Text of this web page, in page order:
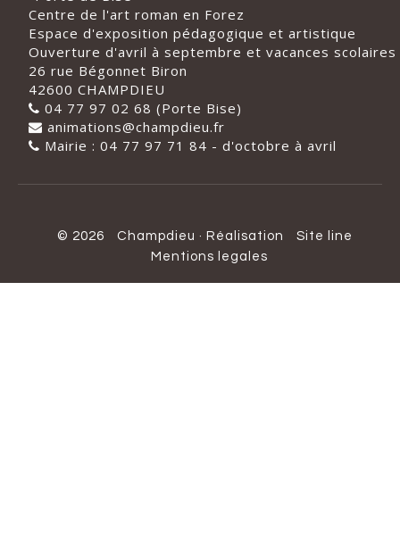
Centre de l'art roman en Forez
Espace d'exposition pédagogique et artistique
Ouverture d'avril à septembre et vacances scolaires
26 rue Bégonnet Biron
42600 CHAMPDIEU
04 77 97 02 68 (Porte Bise)
animations@champdieu.fr
Mairie : 04 77 97 71 84 - d'octobre à avril
© 2026 Champdieu · Réalisation
Site line
Mentions legales